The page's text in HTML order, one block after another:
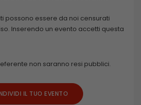
possono essere da noi censurati
Inserendo un evento accetti questa
non saranno resi pubblici.
IL TUO EVENTO